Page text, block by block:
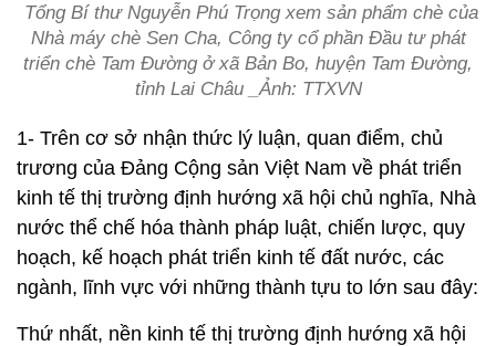
Tổng Bí thư Nguyễn Phú Trọng xem sản phẩm chè của
Nhà máy chè Sen Cha, Công ty cổ phần Đầu tư phát
triển chè Tam Đường ở xã Bản Bo, huyện Tam Đường,
tỉnh Lai Châu _Ảnh: TTXVN
1- Trên cơ sở nhận thức lý luận, quan điểm, chủ
trương của Đảng Cộng sản Việt Nam về phát triển
kinh tế thị trường định hướng xã hội chủ nghĩa, Nhà
nước thể chế hóa thành pháp luật, chiến lược, quy
hoạch, kế hoạch phát triển kinh tế đất nước, các
ngành, lĩnh vực với những thành tựu to lớn sau đây:
Thứ nhất, nền kinh tế thị trường định hướng xã hội